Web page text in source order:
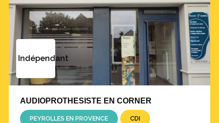
Indépendant
AUDIOPROTHESISTE EN CORNER
PEYROLLES EN PROVENCE CDI